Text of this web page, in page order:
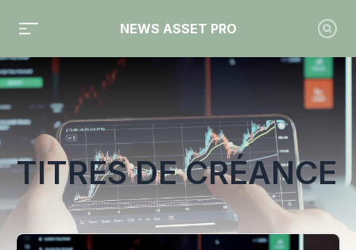
NEWS ASSET PRO
Toute l'actualité sur le tag "titres de créance"
TITRES DE CRÉANCE